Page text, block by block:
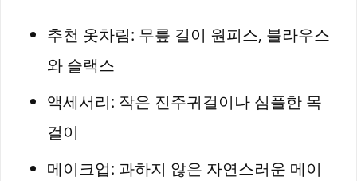
추천 옷차림: 무릎 길이 원피스, 블라우스
와 슬랙스
액세서리: 작은 진주귀걸이나 심플한 목
걸이
메이크업: 과하지 않은 자연스러운 메이